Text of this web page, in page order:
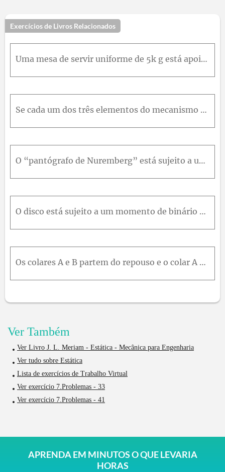
Exercícios de Livros Relacionados
Uma mesa de servir uniforme de 5k g está apoiada em cada lado por um par de membros idênticos, A B e C D , e molas C E . Se a tigela tem massa de 1k g , determine o ângulo u quando a mesa está em equi
Se cada um dos três elementos do mecanismo possui massa de 4k g , determine o ângulo θ para que haja equilíbrio. A mola, que sempre permanece vertical, não está esticada quando θ = 0 ° .
O “pantógrafo de Nuremberg” está sujeito a uma força horizontal P=600N . Determine o ângulo θ de equilíbrio. A mola tem rigidez k = 15k N / m e não está esticada quando θ = 15 ° .
O disco está sujeito a um momento de binário M . Determine a rotação θ do disco necessária para que haja equilíbrio. A extremidade da mola envolve o perímetro do disco enquanto ele gira. A mola está o
Os colares A e B partem do repouso e o colar A se movimenta para cima com uma aceleração de 60 t ² m m / s ² ² ². Sabendo que o colar B se movimenta para baixo com aceleração constante e que sua veloc
Ver Também
Ver Livro J. L. Meriam - Estática - Mecânica para Engenharia
Ver tudo sobre Estática
Lista de exercícios de Trabalho Virtual
Ver exercício 7.Problemas - 33
Ver exercício 7.Problemas - 41
APRENDA EM MINUTOS O QUE LEVARIA
HORAS